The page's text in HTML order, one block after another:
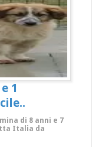
1
di 8 anni e 7
Italia da